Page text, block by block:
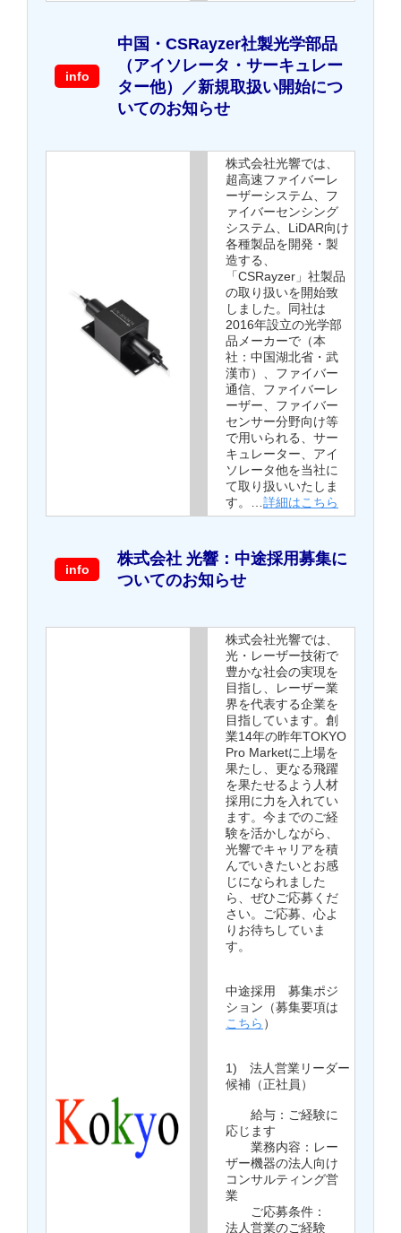
info
中国・CSRayzer社製光学部品
（アイソレータ・サーキュレー
ター他）／新規取扱い開始につ
いてのお知らせ
株式会社光響では、
超高速ファイバーレ
ーザーシステム、フ
ァイバーセンシング
システム、LiDAR向け
各種製品を開発・製
造する、
「CSRayzer」社製品
の取り扱いを開始致
しました。同社は
2016年設立の光学部
品メーカーで（本
社：中国湖北省・武
漢市）、ファイバー
通信、ファイバーレ
ーザー、ファイバー
センサー分野向け等
で用いられる、サー
キュレーター、アイ
ソレータ他を当社に
て取り扱いいたしま
す。… 詳細はこちら
info
株式会社 光響：中途採用募集に
ついてのお知らせ
株式会社光響では、
光・レーザー技術で
豊かな社会の実現を
目指し、レーザー業
界を代表する企業を
目指しています。創
業14年の昨年TOKYO
Pro Marketに上場を
果たし、更なる飛躍
を果たせるよう人材
採用に力を入れてい
ます。今までのご経
験を活かしながら、
光響でキャリアを積
んでいきたいとお感
じになられました
ら、ぜひご応募くだ
さい。ご応募、心よ
りお待ちしていま
す。
中途採用 募集ポジ
ション（募集要項は
こちら ）
1) 法人営業リーダー
候補（正社員）
給与：ご経験に
応じます
業務内容：レー
ザー機器の法人向け
コンサルティング営
業
ご応募条件：
法人営業のご経験